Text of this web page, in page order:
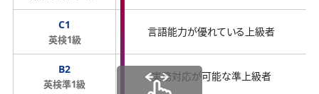
C1
英検1級
言語能力が優れている上級者
B2
英検準1級
実務対応が可能な準上級者